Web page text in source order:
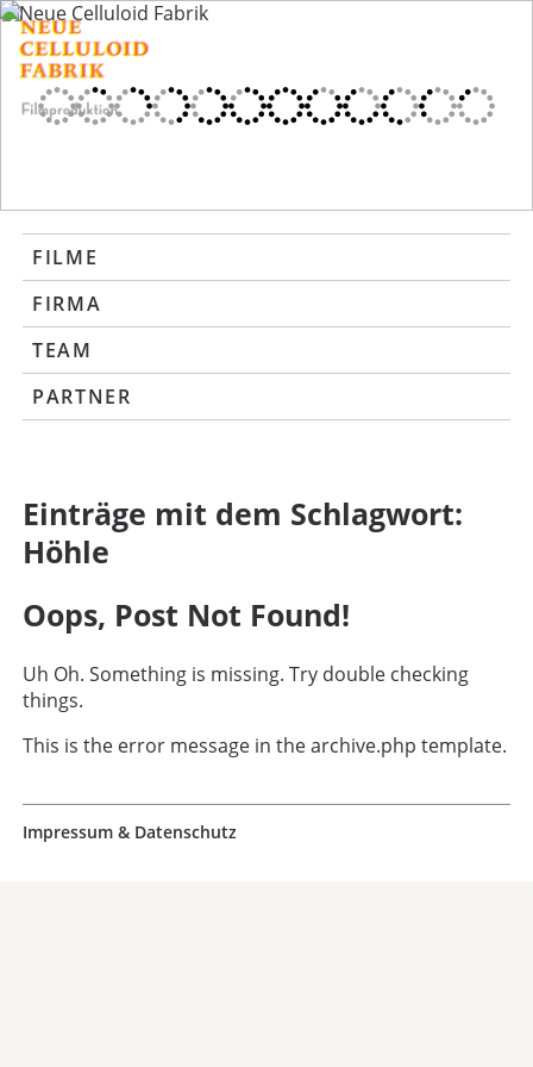
FILME
FIRMA
TEAM
PARTNER
Einträge mit dem Schlagwort:
Höhle
Oops, Post Not Found!
Uh Oh. Something is missing. Try double checking
things.
This is the error message in the archive.php template.
Impressum & Datenschutz